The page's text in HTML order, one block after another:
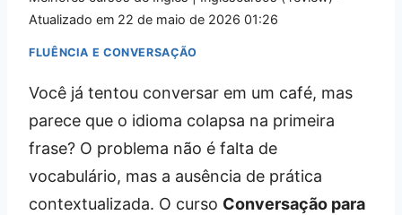
Atualizado em 22 de maio de 2026 01:26
FLUÊNCIA E CONVERSAÇÃO
Você já tentou conversar em um café, mas
parece que o idioma colapsa na primeira
frase? O problema não é falta de
vocabulário, mas a ausência de prática
contextualizada. O curso Conversação para